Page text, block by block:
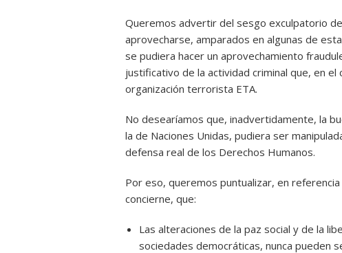
Queremos advertir del sesgo exculpatorio
aprovecharse, amparados en algunas de
se pudiera hacer un aprovechamiento
justificativo de la actividad criminal que, en
organización terrorista ETA.
No desearíamos que, inadvertidamente, la
la de Naciones Unidas, pudiera ser
defensa real de los Derechos Humanos.
Por eso, queremos puntualizar, en
concierne, que:
Las alteraciones de la paz social y de la
sociedades democráticas, nunca pueden